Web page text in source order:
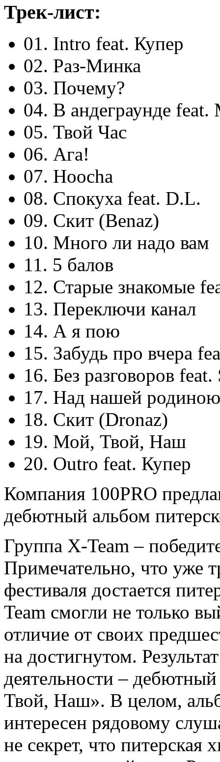
Трек-лист:
01. Intro feat. Купер
02. Раз-Минка
03. Почему?
04. В андеграунде
05. Твой Час
06. Ага!
07. Hoocha
08. Спокуха feat. D.L.
09. Скит (Benaz)
10. Много ли надо вам
11. 5 балов
12. Старые знакомые
13. Переключи канал
14. А я пою
15. Забудь про вчера
16. Без разговоров feat.
17. Над нашей
18. Скит (Dronaz)
19. Мой, Твой, Наш
20. Outro feat. Купер
Компания 100PRO
дебютный альбом
Группа X-Team –
Примечательно, что уже
фестиваля достается
Team смогли не только
отличие от своих
на достигнутом.
деятельности –
Твой, Наш». В целом,
интересен рядовому
не секрет, что